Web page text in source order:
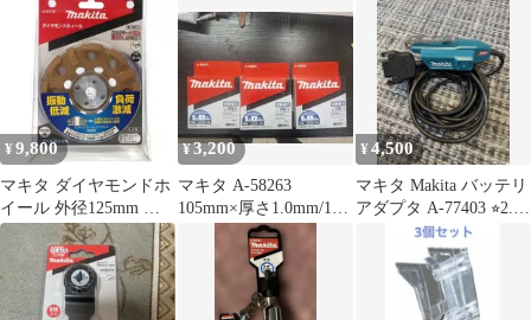
¥ 9,800
マキタ ダイヤモンドホ
イール 外径125mm 平S
字型アブソーバ A-
55778
¥3,200
マキタ A-58263
105mm×厚さ1.0mm/10
枚入 3セット
¥4,500
マキタ Makita バッテリ
アダプタ A-77403 ⭐︎2.3